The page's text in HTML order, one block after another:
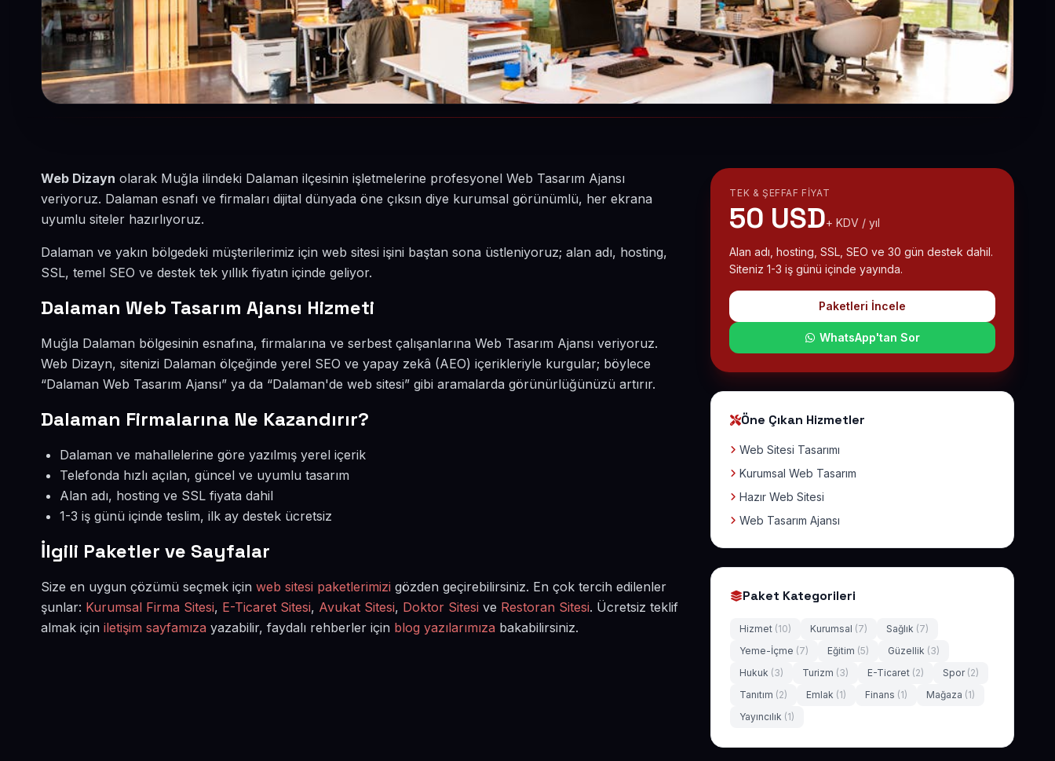
Web Dizayn olarak Muğla ilindeki Dalaman ilçesinin işletmelerine profesyonel Web Tasarım Ajansı
veriyoruz. Dalaman esnafı ve firmaları dijital dünyada öne çıksın diye kurumsal görünümlü, her ekrana
uyumlu siteler hazırlıyoruz.
Dalaman ve yakın bölgedeki müşterilerimiz için web sitesi işini baştan sona üstleniyoruz; alan adı, hosting,
SSL, temel SEO ve destek tek yıllık fiyatın içinde geliyor.
Dalaman Web Tasarım Ajansı Hizmeti
Muğla Dalaman bölgesinin esnafına, firmalarına ve serbest çalışanlarına Web Tasarım Ajansı veriyoruz.
Web Dizayn, sitenizi Dalaman ölçeğinde yerel SEO ve yapay zekâ (AEO) içerikleriyle kurgular; böylece
“Dalaman Web Tasarım Ajansı” ya da “Dalaman'de web sitesi” gibi aramalarda görünürlüğünüzü artırır.
Dalaman Firmalarına Ne Kazandırır?
Dalaman ve mahallelerine göre yazılmış yerel içerik
Telefonda hızlı açılan, güncel ve uyumlu tasarım
Alan adı, hosting ve SSL fiyata dahil
1-3 iş günü içinde teslim, ilk ay destek ücretsiz
İlgili Paketler ve Sayfalar
Size en uygun çözümü seçmek için web sitesi paketlerimizi gözden geçirebilirsiniz. En çok tercih edilenler
şunlar: Kurumsal Firma Sitesi, E-Ticaret Sitesi, Avukat Sitesi, Doktor Sitesi ve Restoran Sitesi. Ücretsiz teklif
almak için iletişim sayfamıza yazabilir, faydalı rehberler için blog yazılarımıza bakabilirsiniz.
TEK & ŞEFFAF FIYAT
50 USD+ KDV / yıl
Alan adı, hosting, SSL, SEO ve 30 gün destek dahil.
Siteniz 1-3 iş günü içinde yayında.
Paketleri İncele
WhatsApp'tan Sor
Öne Çıkan Hizmetler
Web Sitesi Tasarımı
Kurumsal Web Tasarım
Hazır Web Sitesi
Web Tasarım Ajansı
Paket Kategorileri
Hizmet (10) Kurumsal (7) Sağlık (7)
Yeme-İçme (7) Eğitim (5) Güzellik (3)
Hukuk (3) Turizm (3) E-Ticaret (2) Spor (2)
Tanıtım (2) Emlak (1) Finans (1) Mağaza (1)
Yayıncılık (1)